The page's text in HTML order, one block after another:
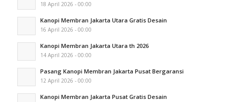
18 April 2026 - 00:00
Kanopi Membran Jakarta Utara Gratis Desain
16 April 2026 - 00:00
Kanopi Membran Jakarta Utara th 2026
14 April 2026 - 00:00
Pasang Kanopi Membran Jakarta Pusat Bergaransi
12 April 2026 - 00:00
Kanopi Membran Jakarta Pusat Gratis Desain